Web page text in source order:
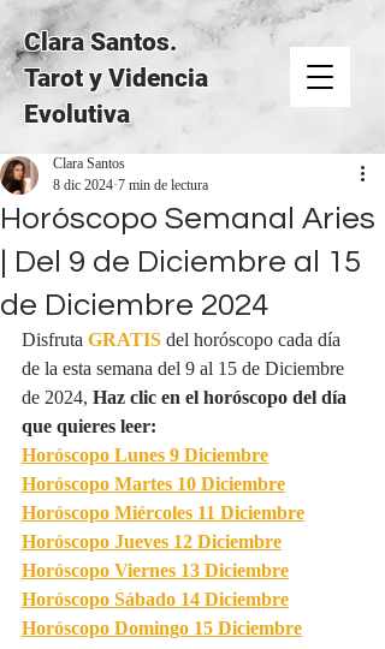
Clara Santos.
Tarot y Videncia
Evolutiva
Horóscopo Semanal Aries
| Del 9 de Diciembre al 15
de Diciembre 2024
Clara Santos
8 dic 20247 min de lectura
Disfruta GRATISdel horóscopo cada día
de la esta semana del 9 al 15 de Diciembre
de 2024, Haz clic en el horóscopo del día
que quieres leer:
Horóscopo Lunes 9 Diciembre
Horóscopo Martes 10 Diciembre
Horóscopo Miércoles 11 Diciembre
Horóscopo Jueves 12 Diciembre
Horóscopo Viernes 13 Diciembre
Horóscopo Sábado 14 Diciembre
Horóscopo Domingo 15 Diciembre